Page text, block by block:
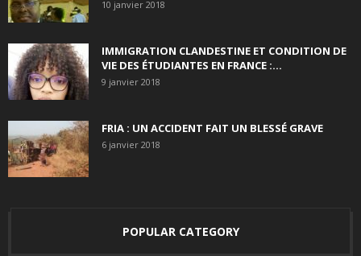
10 janvier 2018
IMMIGRATION CLANDESTINE ET CONDITION DE
VIE DES ÉTUDIANTES EN FRANCE :...
9 janvier 2018
FRIA : UN ACCIDENT FAIT UN BLESSÉ GRAVE
6 janvier 2018
POPULAR CATEGORY